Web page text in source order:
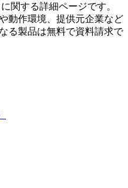
に関する詳細ページです。
動作環境、提供元企業など
る製品は無料で資料請求で